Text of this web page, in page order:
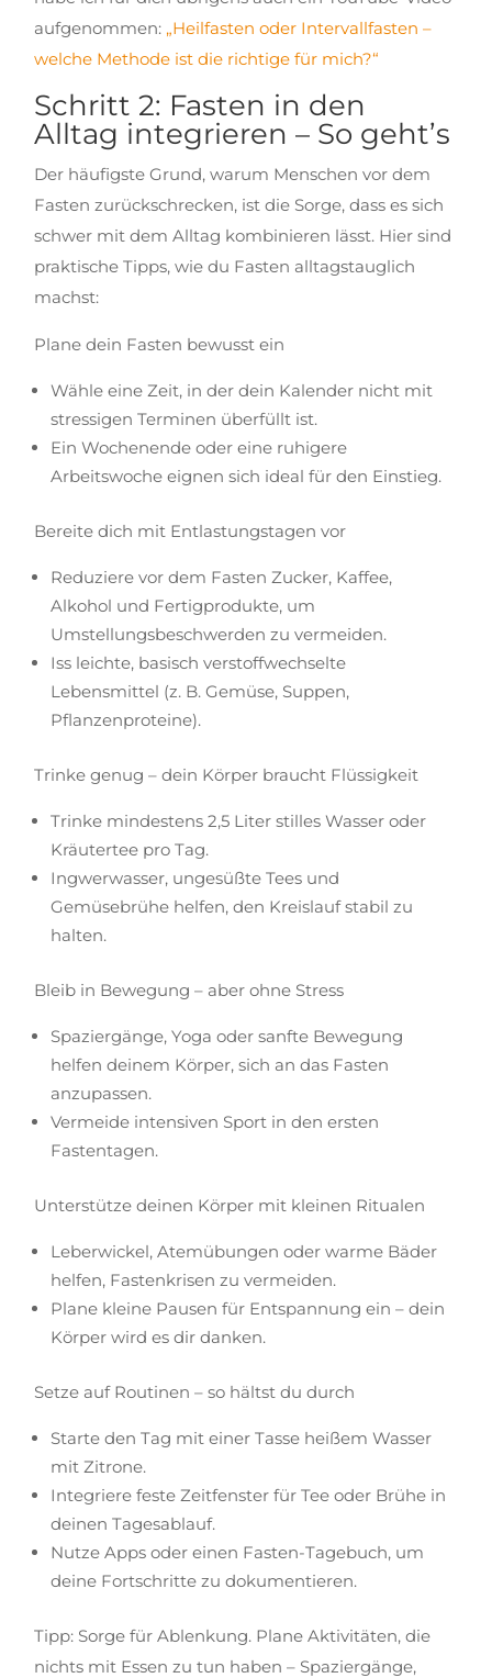
aufgenommen: „Heilfasten oder Intervallfasten –
welche Methode ist die richtige für mich?“
Schritt 2: Fasten in den
Alltag integrieren – So geht’s
Der häufigste Grund, warum Menschen vor dem
Fasten zurückschrecken, ist die Sorge, dass es sich
schwer mit dem Alltag kombinieren lässt. Hier sind
praktische Tipps, wie du Fasten alltagstauglich
machst:
Plane dein Fasten bewusst ein
Wähle eine Zeit, in der dein Kalender nicht mit
stressigen Terminen überfüllt ist.
Ein Wochenende oder eine ruhigere
Arbeitswoche eignen sich ideal für den Einstieg.
Bereite dich mit Entlastungstagen vor
Reduziere vor dem Fasten Zucker, Kaffee,
Alkohol und Fertigprodukte, um
Umstellungsbeschwerden zu vermeiden.
Iss leichte, basisch verstoffwechselte
Lebensmittel (z. B. Gemüse, Suppen,
Pflanzenproteine).
Trinke genug – dein Körper braucht Flüssigkeit
Trinke mindestens 2,5 Liter stilles Wasser oder
Kräutertee pro Tag.
Ingwerwasser, ungesüßte Tees und
Gemüsebrühe helfen, den Kreislauf stabil zu
halten.
Bleib in Bewegung – aber ohne Stress
Spaziergänge, Yoga oder sanfte Bewegung
helfen deinem Körper, sich an das Fasten
anzupassen.
Vermeide intensiven Sport in den ersten
Fastentagen.
Unterstütze deinen Körper mit kleinen Ritualen
Leberwickel, Atemübungen oder warme Bäder
helfen, Fastenkrisen zu vermeiden.
Plane kleine Pausen für Entspannung ein – dein
Körper wird es dir danken.
Setze auf Routinen – so hältst du durch
Starte den Tag mit einer Tasse heißem Wasser
mit Zitrone.
Integriere feste Zeitfenster für Tee oder Brühe in
deinen Tagesablauf.
Nutze Apps oder einen Fasten-Tagebuch, um
deine Fortschritte zu dokumentieren.
Tipp: Sorge für Ablenkung. Plane Aktivitäten, die
nichts mit Essen zu tun haben – Spaziergänge,